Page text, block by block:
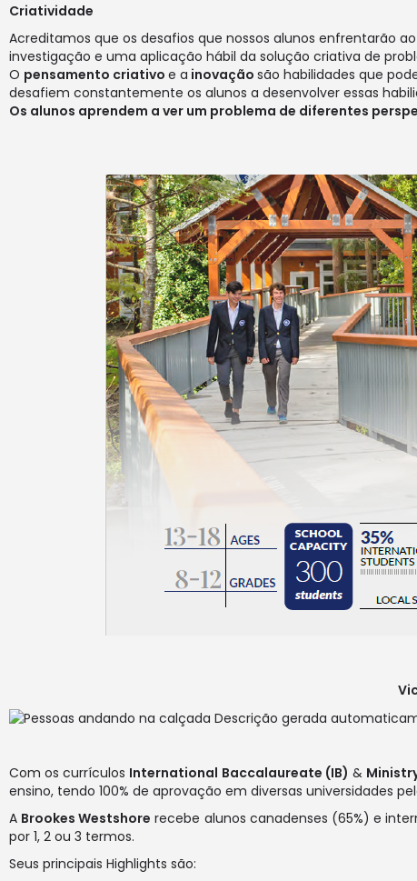
Criatividade
Acreditamos que os desafios que nossos alunos enfrentarão
investigação e uma aplicação hábil da solução criativa de
O pensamento criativo e a inovação são habilidades que
desafiem constantemente os alunos a desenvolver essas
Os alunos aprendem a ver um problema de diferentes
Com os currículos International Baccalaureate (IB) &
ensino, tendo 100% de aprovação em diversas universidades
A Brookes Westshore recebe alunos canadenses (65%) e
por 1, 2 ou 3 termos.
Seus principais Highlights são: